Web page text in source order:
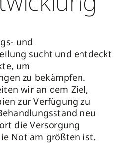
und
sucht und entdeckt
um
zu bekämpfen.
wir an dem Ziel,
zur Verfügung zu
neu
die Versorgung
Not am größten ist.